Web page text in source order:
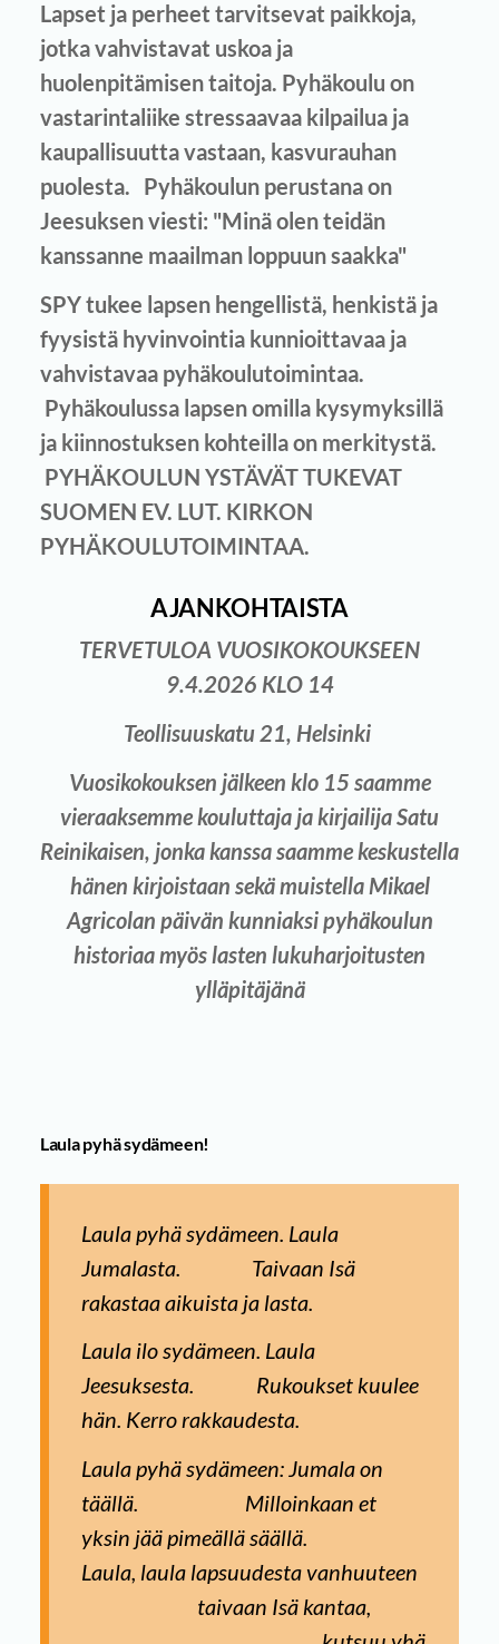
Lapset ja perheet tarvitsevat paikkoja,
jotka vahvistavat uskoa ja
huolenpitämisen taitoja. Pyhäkoulu on
vastarintaliike stressaavaa kilpailua ja
kaupallisuutta vastaan, kasvurauhan
puolesta. Pyhäkoulun perustana on
Jeesuksen viesti: "Minä olen teidän
kanssanne maailman loppuun saakka"
SPY tukee lapsen hengellistä, henkistä ja
fyysistä hyvinvointia kunnioittavaa ja
vahvistavaa pyhäkoulutoimintaa.
Pyhäkoulussa lapsen omilla kysymyksillä
ja kiinnostuksen kohteilla on merkitystä.
PYHÄKOULUN YSTÄVÄT TUKEVAT
SUOMEN EV. LUT. KIRKON
PYHÄKOULUTOIMINTAA.
AJANKOHTAISTA
TERVETULOA VUOSIKOKOUKSEEN
9.4.2026 KLO 14
Teollisuuskatu 21, Helsinki
Vuosikokouksen jälkeen klo 15 saamme
vieraaksemme kouluttaja ja kirjailija Satu
Reinikaisen, jonka kanssa saamme keskustella
hänen kirjoistaan sekä muistella Mikael
Agricolan päivän kunniaksi pyhäkoulun
historiaa myös lasten lukuharjoitusten
ylläpitäjänä
Laula pyhä sydämeen!
Laula pyhä sydämeen. Laula
Jumalasta. Taivaan Isä
rakastaa aikuista ja lasta.
Laula ilo sydämeen. Laula
Jeesuksesta. Rukoukset kuulee
hän. Kerro rakkaudesta.
Laula pyhä sydämeen: Jumala on
täällä. Milloinkaan et
yksin jää pimeällä säällä.
Laula, laula lapsuudesta vanhuuteen
taivaan Isä kantaa,